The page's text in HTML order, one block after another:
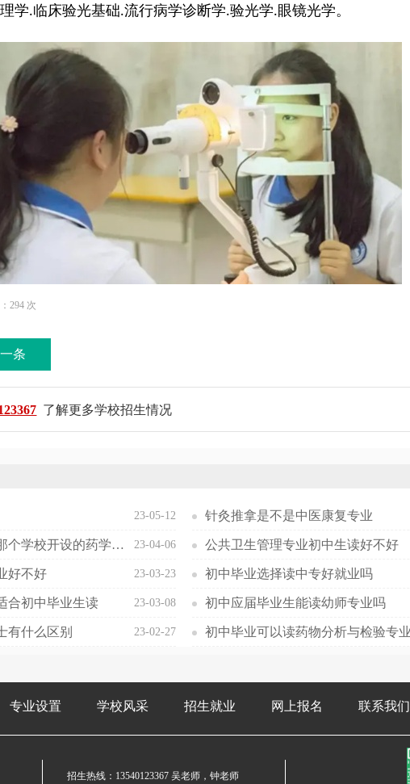
学.临床验光基础.流⾏病学诊断学.验光学.眼镜光学。
294 次
条
了解更多学校招生情况
23-05-12 针灸推拿是不是中医康复专业
药学专业就业好不好、那个学校开设的药学专业最好 23-04-06 公共卫生管理专业初中生读好不好
好不好 23-03-23 初中毕业选择读中专好就业吗
合初中毕业生读 23-03-08 初中应届毕业生能读幼师专业吗
有什么区别 23-02-27
专业设置 学校风采 招生就业 网上报名 联系我们
招生热线： 13540123367 吴老师，钟老师